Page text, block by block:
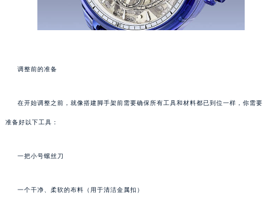
调整前的准备
在开始调整之前，就像搭建脚手架前需要确保所有工具和材料都已到位一样，你需要
准备好以下工具：
一把小号螺丝刀
一个干净、柔软的布料（用于清洁金属扣）